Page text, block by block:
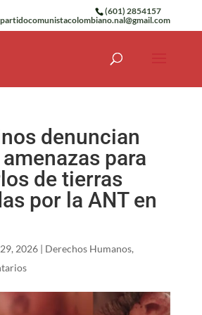
(601) 2854157
partidocomunistacolombiano.nal@gmail.com
denuncian
para
de tierras
por la ANT en
2026| Derechos Humanos,